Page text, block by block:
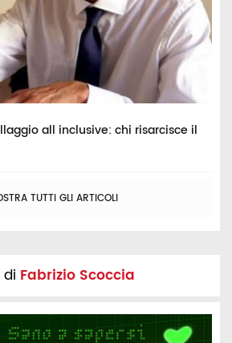
all inclusive: chi risarcisce il
TUTTI GLI ARTICOLI
Fabrizio Scoccia